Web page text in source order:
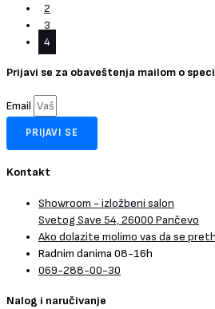
2
3
4
Prijavi se za obaveštenja mailom o
Email
PRIJAVI SE
Kontakt
Showroom - izložbeni salon
Svetog Save 54, 26000 Pančevo
Ako dolazite molimo vas da se
Radnim danima 08-16h
069-288-00-30
Nalog i naručivanje